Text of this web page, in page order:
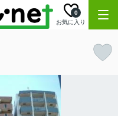
お気に入り
0